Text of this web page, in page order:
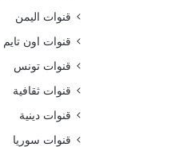
قنوات اليمن
قنوات اون تايم
قنوات تونس
قنوات ثقافية
قنوات دينية
قنوات سوريا